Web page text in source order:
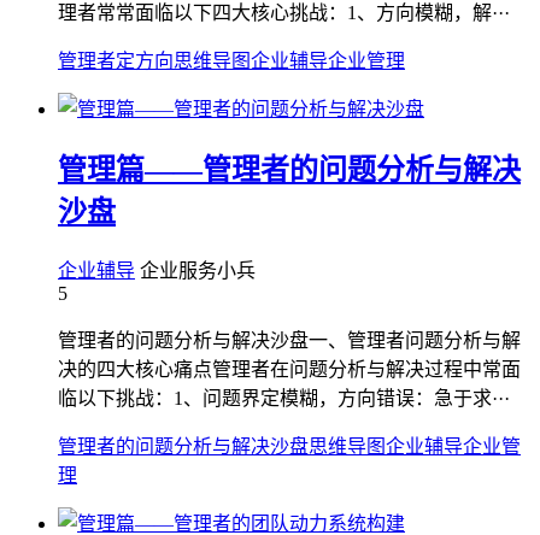
理者常常面临以下四大核心挑战：1、方向模糊，解···
管理者定方向思维导图企业辅导企业管理
管理篇——管理者的问题分析与解决
沙盘
企业辅导 企业服务小兵
5
管理者的问题分析与解决沙盘一、管理者问题分析与解
决的四大核心痛点管理者在问题分析与解决过程中常面
临以下挑战：1、问题界定模糊，方向错误：急于求···
管理者的问题分析与解决沙盘思维导图企业辅导企业管
理